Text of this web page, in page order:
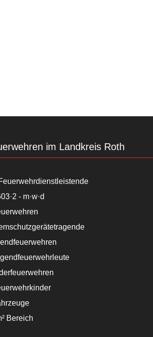
im Landkreis Roth
- m·w·d
Bereich